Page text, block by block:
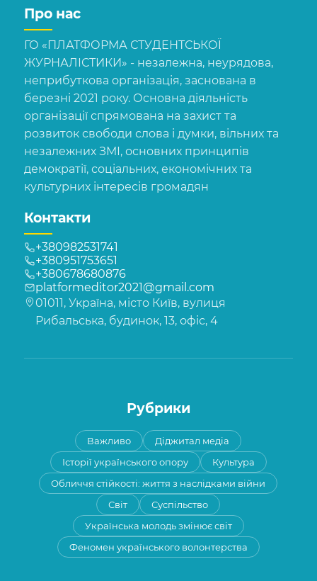
Про нас
ГО «ПЛАТФОРМА СТУДЕНТСЬКОЇ
ЖУРНАЛІСТИКИ» - незалежна, неурядова,
неприбуткова організація, заснована в
березні 2021 року. Основна діяльність
організації спрямована на захист та
розвиток свободи слова і думки, вільних та
незалежних ЗМІ, основних принципів
демократії, соціальних, економічних та
культурних інтересів громадян
Контакти
+380982531741
+380951753651
+380678680876
platformeditor2021@gmail.com
01011, Україна, місто Київ, вулиця
Рибальська, будинок, 13, офіс, 4
Рубрики
Важливо
Діджитал медіа
Історії українського опору
Культура
Обличчя стійкості: життя з наслідками війни
Світ
Суспільство
Українська молодь змінює світ
Феномен українського волонтерства